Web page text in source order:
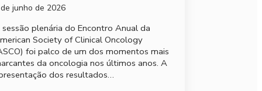
junho de 2026
sessão plenária do Encontro Anual da
Society of Clinical Oncology
foi palco de um dos momentos mais
da oncologia nos últimos anos. A
dos resultados…